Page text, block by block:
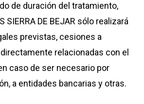
de duración del tratamiento,
SIERRA DE BEJAR sólo realizará
previstas, cesiones a
relacionadas con el
caso de ser necesario por
a entidades bancarias y otras.